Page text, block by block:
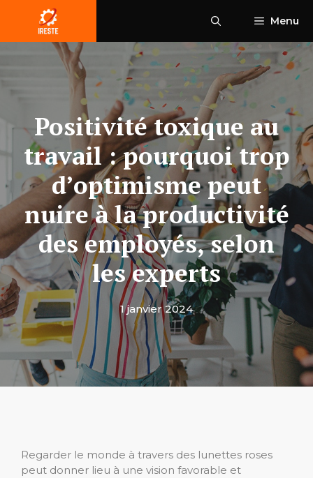
contenu
Menu
Positivité toxique au
travail : pourquoi trop
d’optimisme peut
nuire à la productivité
des employés, selon
les experts
1 janvier 2024
Regarder le monde à travers des lunettes roses
peut donner lieu à une vision favorable et